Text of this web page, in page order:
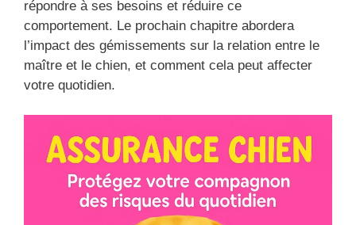
répondre à ses besoins et réduire ce
comportement. Le prochain chapitre abordera
l’impact des gémissements sur la relation entre le
maître et le chien, et comment cela peut affecter
votre quotidien.